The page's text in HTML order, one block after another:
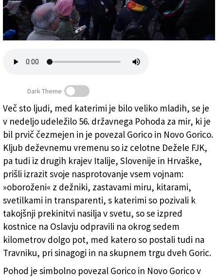
Založnik
Zadruga PD
Zbirališče je bilo pred kostnico na Oslavju (BUMBACA)
Dark Theme
Več sto ljudi, med katerimi je bilo veliko mladih, se je
v nedeljo udeležilo 56. državnega Pohoda za mir, ki je
bil prvič čezmejen in je povezal Gorico in Novo Gorico.
Kljub deževnemu vremenu so iz celotne Dežele FJK,
pa tudi iz drugih krajev Italije, Slovenije in Hrvaške,
prišli izrazit svoje nasprotovanje vsem vojnam:
»oboroženi« z dežniki, zastavami miru, kitarami,
svetilkami in transparenti, s katerimi so pozivali k
takojšnji prekinitvi nasilja v svetu, so se izpred
kostnice na Oslavju odpravili na okrog sedem
kilometrov dolgo pot, med katero so postali tudi na
Travniku, pri sinagogi in na skupnem trgu dveh Goric.
Pohod je simbolno povezal Gorico in Novo Gorico v